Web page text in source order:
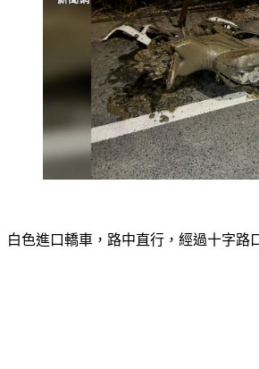
白色進口轎車，路中直行，經過十字路